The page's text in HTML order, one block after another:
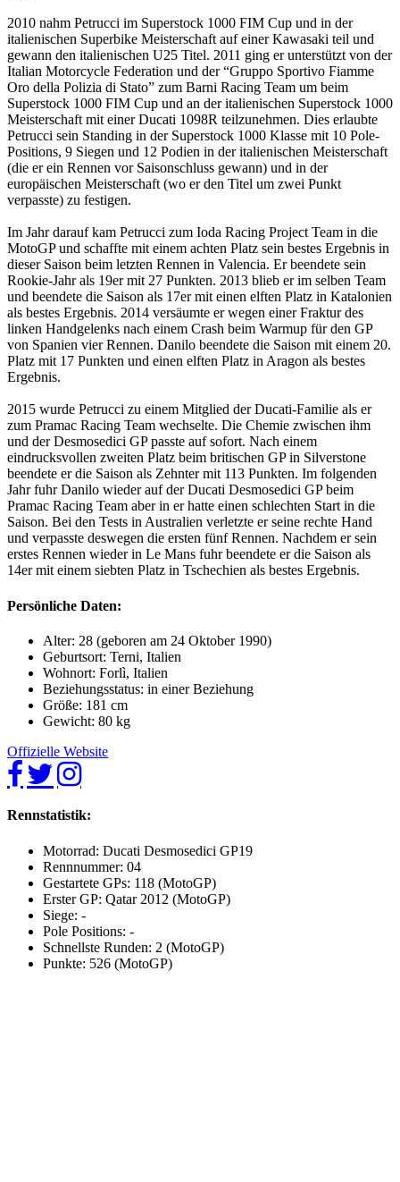
2010 nahm Petrucci im Superstock 1000 FIM Cup und in der
italienischen Superbike Meisterschaft auf einer Kawasaki teil und
gewann den italienischen U25 Titel. 2011 ging er unterstützt von der
Italian Motorcycle Federation und der “Gruppo Sportivo Fiamme
Oro della Polizia di Stato” zum Barni Racing Team um beim
Superstock 1000 FIM Cup und an der italienischen Superstock 1000
Meisterschaft mit einer Ducati 1098R teilzunehmen. Dies erlaubte
Petrucci sein Standing in der Superstock 1000 Klasse mit 10 Pole-
Positions, 9 Siegen und 12 Podien in der italienischen Meisterschaft
(die er ein Rennen vor Saisonschluss gewann) und in der
europäischen Meisterschaft (wo er den Titel um zwei Punkt
verpasste) zu festigen.
Im Jahr darauf kam Petrucci zum Ioda Racing Project Team in die
MotoGP und schaffte mit einem achten Platz sein bestes Ergebnis in
dieser Saison beim letzten Rennen in Valencia. Er beendete sein
Rookie-Jahr als 19er mit 27 Punkten. 2013 blieb er im selben Team
und beendete die Saison als 17er mit einen elften Platz in Katalonien
als bestes Ergebnis. 2014 versäumte er wegen einer Fraktur des
linken Handgelenks nach einem Crash beim Warmup für den GP
von Spanien vier Rennen. Danilo beendete die Saison mit einem 20.
Platz mit 17 Punkten und einen elften Platz in Aragon als bestes
Ergebnis.
2015 wurde Petrucci zu einem Mitglied der Ducati-Familie als er
zum Pramac Racing Team wechselte. Die Chemie zwischen ihm
und der Desmosedici GP passte auf sofort. Nach einem
eindrucksvollen zweiten Platz beim britischen GP in Silverstone
beendete er die Saison als Zehnter mit 113 Punkten. Im folgenden
Jahr fuhr Danilo wieder auf der Ducati Desmosedici GP beim
Pramac Racing Team aber in er hatte einen schlechten Start in die
Saison. Bei den Tests in Australien verletzte er seine rechte Hand
und verpasste deswegen die ersten fünf Rennen. Nachdem er sein
erstes Rennen wieder in Le Mans fuhr beendete er die Saison als
14er mit einem siebten Platz in Tschechien als bestes Ergebnis.
Persönliche Daten:
Alter: 28 (geboren am 24 Oktober 1990)
Geburtsort: Terni, Italien
Wohnort: Forlì, Italien
Beziehungsstatus: in einer Beziehung
Größe: 181 cm
Gewicht: 80 kg
Offizielle Website
Rennstatistik:
Motorrad: Ducati Desmosedici GP19
Rennnummer: 04
Gestartete GPs: 118 (MotoGP)
Erster GP: Qatar 2012 (MotoGP)
Siege: -
Pole Positions: -
Schnellste Runden: 2 (MotoGP)
Punkte: 526 (MotoGP)